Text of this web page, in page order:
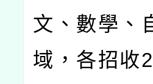
文、數學、
域，各招收